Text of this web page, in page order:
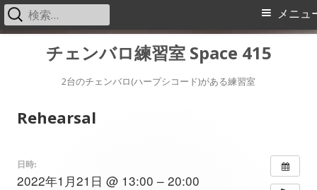
チェンバロ練習室 Space 415
2台のチェンバロ(ハープシコード)がある練習室
メ
メニュ
検
索:
Rehearsal
日時:
2022年1月21日 @ 13:00 – 20:00